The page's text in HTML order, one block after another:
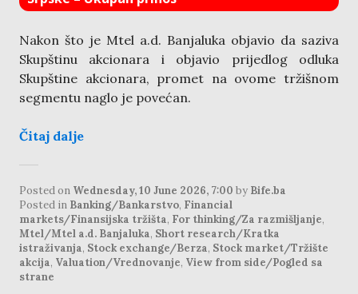
Nakon što je Mtel a.d. Banjaluka objavio da saziva
Skupštinu akcionara i objavio prijedlog odluka
Skupštine akcionara, promet na ovome tržišnom
segmentu naglo je povećan.
Čitaj dalje
Posted on Wednesday, 10 June 2026, 7:00 by Bife.ba
Posted in Banking/Bankarstvo, Financial
markets/Finansijska tržišta, For thinking/Za razmišljanje,
Mtel/Mtel a.d. Banjaluka, Short research/Kratka
istraživanja, Stock exchange/Berza, Stock market/Tržište
akcija, Valuation/Vrednovanje, View from side/Pogled sa
strane